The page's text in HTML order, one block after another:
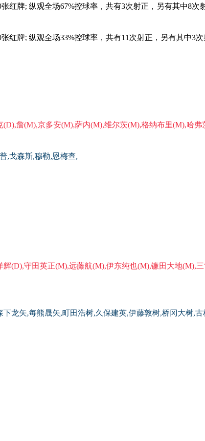
张红牌; 纵观全场67%控球率，共有3次射正，另有其中8次
张红牌; 纵观全场33%控球率，共有11 次射正，另有其中3
詹(M),京多安(M),萨内(M),维尔茨(M),格纳布里(M),哈弗
,戈森斯,穆勒,恩梅查,
(D),守田英正(M),远藤航(M),伊东纯也(M),镰田大地(M),
龙矢,每熊晟矢,町田浩树,久保建英,伊藤敦树,桥冈大树,古